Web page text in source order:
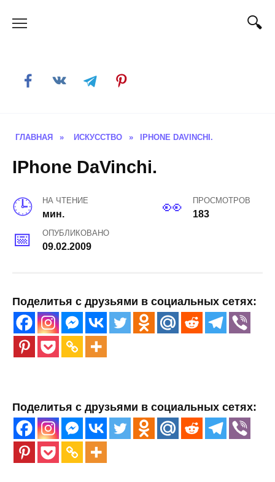
ГЛАВНАЯ » ИСКУССТВО » IPHONE DAVINCHI.
IPhone DaVinchi.
НА ЧТЕНИЕ
мин.
ПРОСМОТРОВ
183
ОПУБЛИКОВАНО
09.02.2009
Поделитья с друзьями в социальных сетях:
Поделитья с друзьями в социальных сетях: